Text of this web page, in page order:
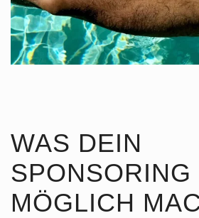
WAS DEIN
SPONSORING
MÖGLICH